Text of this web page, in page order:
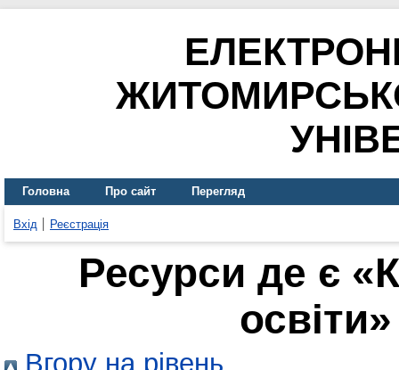
Головна Про сайт Перегляд
Вхід Реєстрація
Ресурси де є
Вгору на рівень